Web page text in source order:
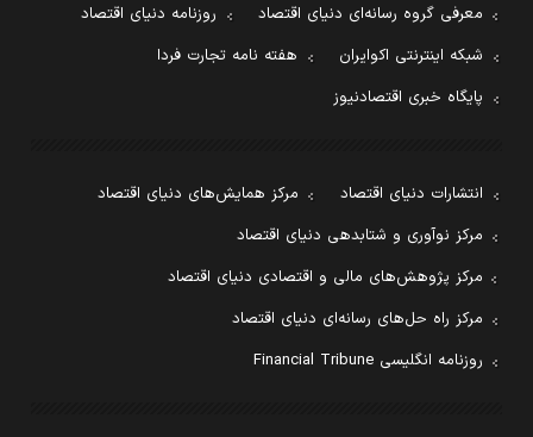
معرفی گروه رسانه‌ای دنیای اقتصاد
روزنامه دنیای اقتصاد
شبکه اینترنتی اکوایران
هفته نامه تجارت فردا
پایگاه خبری اقتصادنیوز
انتشارات دنیای اقتصاد
مرکز همایش‌های دنیای اقتصاد
مرکز نوآوری و شتابدهی دنیای اقتصاد
مرکز پژوهش‌های مالی و اقتصادی دنیای اقتصاد
مرکز راه حل‌های رسانه‌ای دنیای اقتصاد
روزنامه انگلیسی Financial Tribune